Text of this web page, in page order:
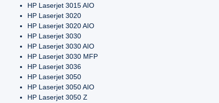
HP Laserjet 3015 AIO
HP Laserjet 3020
HP Laserjet 3020 AIO
HP Laserjet 3030
HP Laserjet 3030 AIO
HP Laserjet 3030 MFP
HP Laserjet 3036
HP Laserjet 3050
HP Laserjet 3050 AIO
HP Laserjet 3050 Z